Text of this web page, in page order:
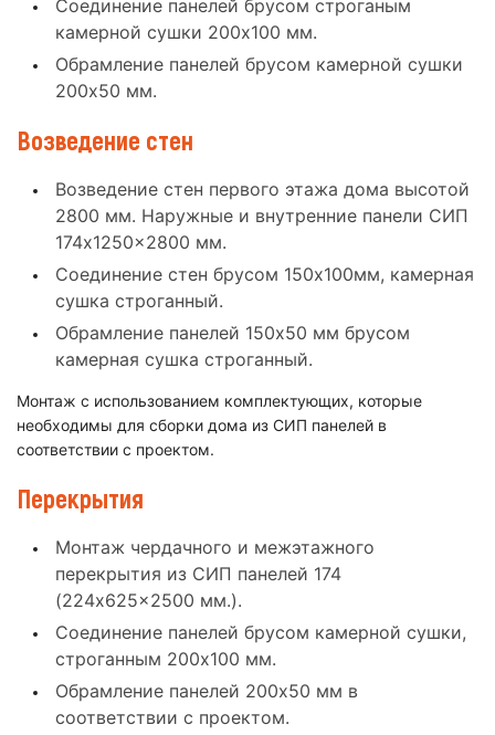
Соединение панелей брусом строганым
камерной сушки 200x100 мм.
Обрамление панелей брусом камерной сушки
200x50 мм.
Возведение стен
Возведение стен первого этажа дома высотой
2800 мм. Наружные и внутренние панели СИП
174x1250x2800 мм.
Соединение стен брусом 150x100мм, камерная
сушка строганный.
Обрамление панелей 150x50 мм брусом
камерная сушка строганный.
Монтаж с использованием комплектующих, которые
необходимы для сборки дома из СИП панелей в
соответствии с проектом.
Перекрытия
Монтаж чердачного и межэтажного
перекрытия из СИП панелей 174
(224x625x2500 мм.).
Соединение панелей брусом камерной сушки,
строганным 200x100 мм.
Обрамление панелей 200x50 мм в
соответствии с проектом.